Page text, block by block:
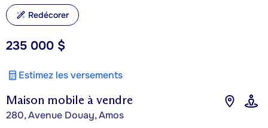
Maison mobile à vendre
280, Avenue Douay, Amos
235 000 $
Estimez les versements
Redécorer